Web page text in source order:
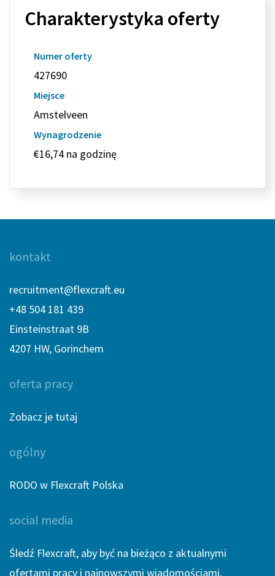
Charakterystyka oferty
Numer oferty
427690
Miejsce
Amstelveen
Wynagrodzenie
€16,74 na godzinę
kontakt
recruitment@flexcraft.eu
+48 504 181 439
Einsteinstraat 9B
4207 HW, Gorinchem
oferta pracy
Zobacz je tutaj
ogólny
RODO w Flexcraft Polska
social media
Śledź Flexcraft, aby być na bieżąco z aktualnymi
ofertami pracy i najnowszymi wiadomościami.